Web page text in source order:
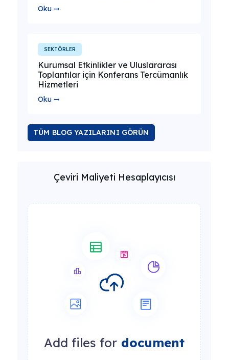
Oku ➞
SEKTÖRLER
Kurumsal Etkinlikler ve Uluslararası
Toplantılar için Konferans Tercümanlık
Hizmetleri
Oku ➞
TÜM BLOG YAZILARINI GÖRÜN
Çeviri Maliyeti Hesaplayıcısı
Add files for document